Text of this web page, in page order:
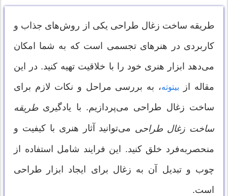
طریقه ساخت زغال طراحی یکی از روش‌های جذاب و
کاربردی در هنرهای تجسمی است که به شما امکان
می‌دهد ابزار هنری خود را با خلاقیت تهیه کنید. در این
مقاله از
بیتوته، به بررسی مراحل و نکات لازم برای
ساخت زغال طراحی می‌پردازیم. با یادگیریطریقه
ساخت زغال طراحی می‌توانید آثار هنری با کیفیت و
منحصربه‌فرد خلق کنید. این فرایند شامل استفاده از
چوب و تبدیل آن به زغال برای ایجاد ابزار طراحی
است.